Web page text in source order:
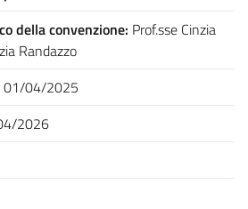
della convenzione: Prof.sse Cinzia
Randazzo
01/04/2025
2026